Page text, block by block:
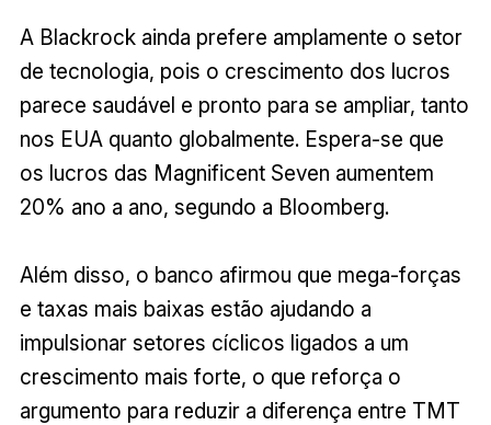
A Blackrock ainda prefere amplamente o setor
de tecnologia, pois o crescimento dos lucros
parece saudável e pronto para se ampliar, tanto
nos EUA quanto globalmente. Espera-se que
os lucros das Magnificent Seven aumentem
20% ano a ano, segundo a Bloomberg.
Além disso, o banco afirmou que mega-forças
e taxas mais baixas estão ajudando a
impulsionar setores cíclicos ligados a um
crescimento mais forte, o que reforça o
argumento para reduzir a diferença entre TMT